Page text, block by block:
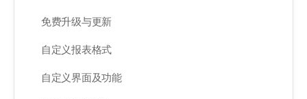
免费升级与更新
自定义报表格式
自定义界面及功能